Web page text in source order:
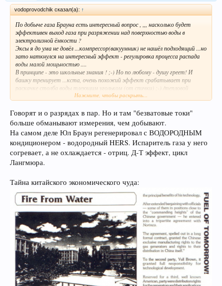
vodoprovodchik сказал(а): ↑
По добыче газа Брауна есть интересный вопрос , ,,, насколько будет
эффективен выход газа при разряжении над поверхностью воды в
электролизной ёмкости ?
Эксы я до ума не довёл ...компрессор(вакуумник) не нашёл подходящий ...но
зато наткнулся на интересный эффект - регулировка процесса распада
воды малой мощьностью ....
В принципе - это школьные знания ! ;-) Но по любому - душу греет! И
башку тренирует ...кста, очень похожий эффект срабатывает при
раскачке столба воды тлеющим угольком (от спички) ;-) /тепловой
эффект ,похожий на срабатывание поршня в конструкции Стирлинга...
Нажмите, чтобы раскрыть...
Говорят и о разрядах в пар. Но и там "безватовые токи"
больше обманывают измерения, чем добывают.
На самом деле Юл Браун регенерировал с ВОДОРОДНЫМ
кондиционером - водородный HERS. Испаритель газа у него
согревает, а не охлаждается - отриц. Д-Т эффект, цикл
Лангмюра.
Тайна китайского экономического чуда: